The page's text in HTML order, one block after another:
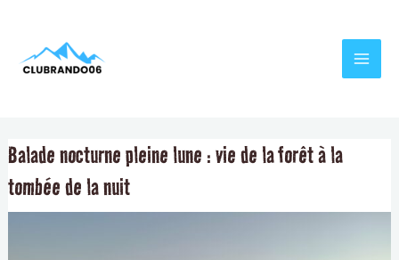
contenu
Balade nocturne pleine lune : vie de la forêt à la
tombée de la nuit
de
l’article